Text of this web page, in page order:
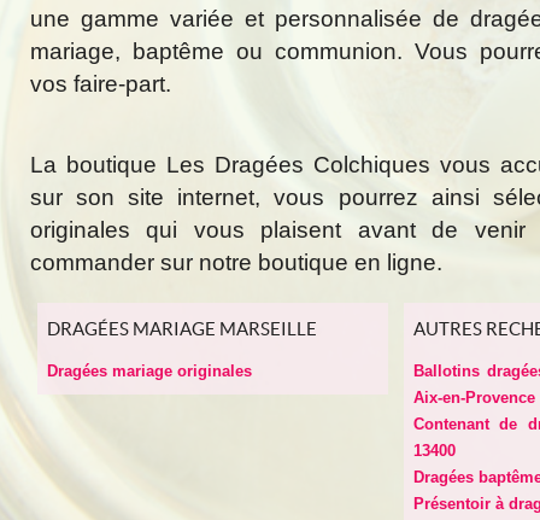
une gamme variée et personnalisée de
mariage, baptême ou communion. Vous
vos faire-part.
La boutique Les Dragées Colchiques vous
sur son site internet, vous pourrez ainsi
originales qui vous plaisent avant de
commander sur notre boutique en ligne.
DRAGÉES MARIAGE MARSEILLE
Dragées mariage originales
AUTRES
Ballotins
Aix-en-Provence
Contenant de
13400
Dragées
Présentoir à